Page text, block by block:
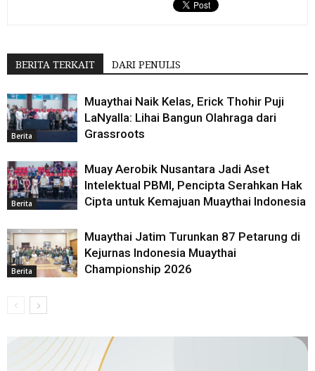
BERITA TERKAIT DARI PENULIS
Berita
Muaythai Naik Kelas, Erick Thohir Puji
LaNyalla: Lihai Bangun Olahraga dari
Grassroots
Berita
Muay Aerobik Nusantara Jadi Aset
Intelektual PBMI, Pencipta Serahkan Hak
Cipta untuk Kemajuan Muaythai Indonesia
Berita
Muaythai Jatim Turunkan 87 Petarung di
Kejurnas Indonesia Muaythai
Championship 2026